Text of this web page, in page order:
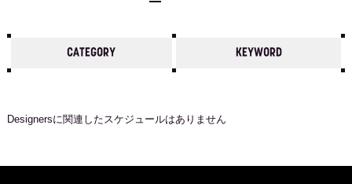
CATEGORY KEYWORD
Designersに関連したスケジュールはありません